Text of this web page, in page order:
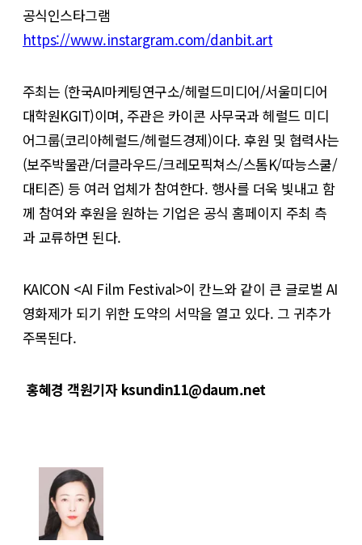
공식인스타그램
https://www.instargram.com/danbit.art
주최는 (한국AI마케팅연구소/헤럴드미디어/서울미디어
대학원KGIT)이며, 주관은 카이콘 사무국과 헤럴드 미디
어그룹(코리아헤럴드/헤럴드경제)이다. 후원 및 협력사는
(보주박물관/더클라우드/크레모픽쳐스/스톰K/따능스쿨/
대티즌) 등 여러 업체가 참여한다. 행사를 더욱 빛내고 함
께 참여와 후원을 원하는 기업은 공식 홈페이지 주최 측
과 교류하면 된다.
KAICON <AI Film Festival>이 칸느와 같이 큰 글로벌 AI
영화제가 되기 위한 도약의 서막을 열고 있다. 그 귀추가
주목된다.
홍혜경 객원기자 ksundin11@daum.net